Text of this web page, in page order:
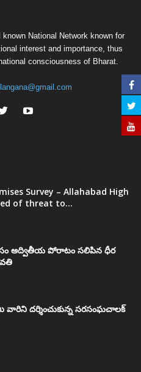
National Network known for
interest and importance, thus
consciousness of Bharat.
Survey – Allahabad High
of threat to...
అద్వితీయ పోరాటం సలిపిన ధీర
దర్శించుకున్న సరసంఘచాలక్